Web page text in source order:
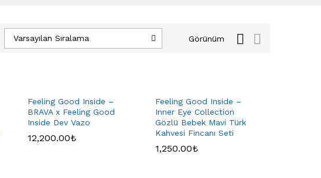
Görünüm
Varsayılan Sıralama
Feeling Good Inside –
BRAVA x Feeling Good
Inside Dev Vazo
12,200.00₺
12,200.00₺
Feeling Good Inside –
Inner Eye Collection
Gözlü Bebek Mavi Türk
Kahvesi Fincanı Seti
1,250.00₺
1,250.00₺